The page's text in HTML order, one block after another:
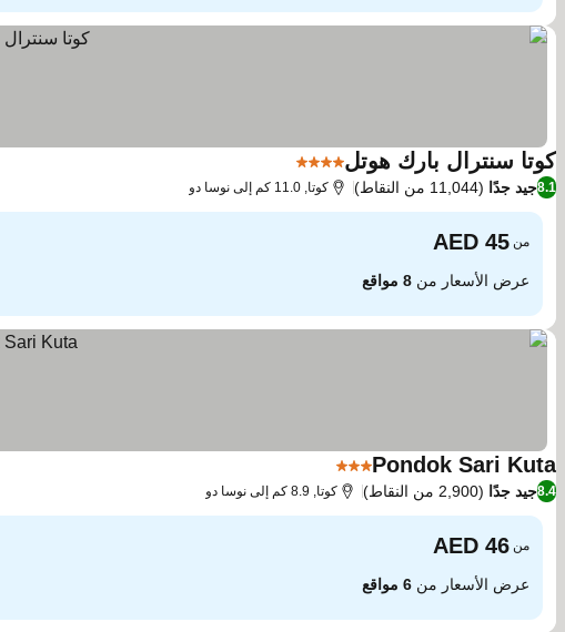
كوتا سنترال بارك هوتل4 عدد النجوم
8.1جيد جدًا (11,044 من النقاط) كوتا, 11.0 كم إلى نوسا دو
من
عرض الأسعار من 8 مواقع
Pondok Sari Kuta3 عدد النجوم
8.4جيد جدًا (2,900 من النقاط) كوتا, 8.9 كم إلى نوسا دو
من
عرض الأسعار من 6 مواقع